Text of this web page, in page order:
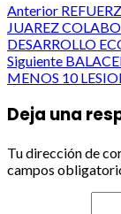
Post
Anterior
JUAREZ
DESARROLLO
Siguiente
MENOS 10
Deja una
Tu dirección de
campos